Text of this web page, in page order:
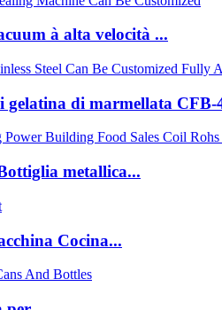
à alta velocità ...
di marmellata CFB-
metallica...
Cocina...